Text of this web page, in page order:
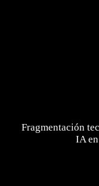
Fragmentación
IA